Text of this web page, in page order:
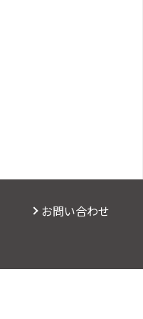
お問い合わせ